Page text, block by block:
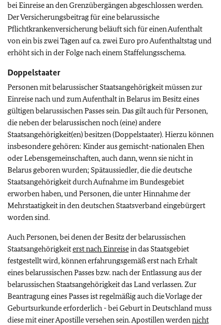
bei Einreise an den Grenzübergängen abgeschlossen werden.
Der Versicherungsbeitrag für eine belarussische
Pflichtkrankenversicherung beläuft sich für einen Aufenthalt
von ein bis zwei Tagen auf ca. zwei Euro pro Aufenthaltstag und
erhöht sich in der Folge nach einem Staffelungsschema.
Doppelstaater
Personen mit belarussischer Staatsangehörigkeit müssen zur
Einreise nach und zum Aufenthalt in Belarus im Besitz eines
gültigen belarussischen Passes sein. Das gilt auch für Personen,
die neben der belarussischen noch (eine) andere
Staatsangehörigkeit(en) besitzen (Doppelstaater). Hierzu können
insbesondere gehören: Kinder aus gemischt-nationalen Ehen
oder Lebensgemeinschaften, auch dann, wenn sie nicht in
Belarus geboren wurden; Spätaussiedler, die die deutsche
Staatsangehörigkeit durch Aufnahme im Bundesgebiet
erworben haben, und Personen, die unter Hinnahme der
Mehrstaatigkeit in den deutschen Staatsverband eingebürgert
worden sind.
Auch Personen, bei denen der Besitz der belarussischen
Staatsangehörigkeiterst nach Einreisein das Staatsgebiet
festgestellt wird, können erfahrungsgemäß erst nach Erhalt
eines belarussischen Passes bzw. nach der Entlassung aus der
belarussischen Staatsangehörigkeit das Land verlassen. Zur
Beantragung eines Passes ist regelmäßig auch die Vorlage der
Geburtsurkunde erforderlich - bei Geburt in Deutschland muss
diese mit einer Apostille versehen sein. Apostillen werdennicht